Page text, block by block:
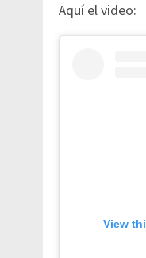
Aquí el video:
View